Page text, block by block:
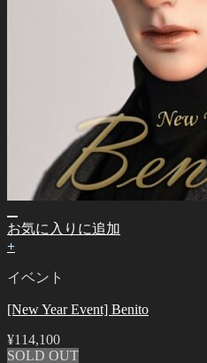
お気に入りに追加
+
イベント
[New Year Event] Benito
¥114,100
SOLD OUT